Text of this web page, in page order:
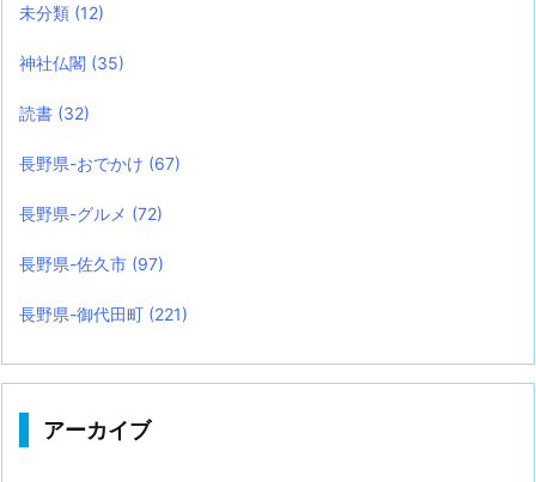
未分類 (12)
神社仏閣 (35)
読書 (32)
長野県-おでかけ (67)
長野県-グルメ (72)
長野県-佐久市 (97)
長野県-御代田町 (221)
アーカイブ